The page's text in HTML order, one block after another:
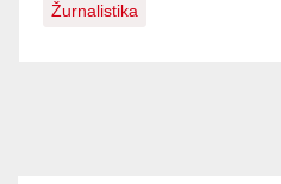
Žurnalistika